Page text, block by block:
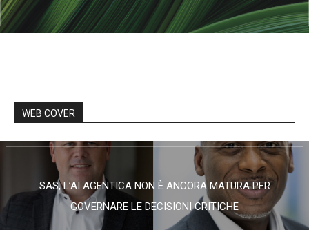
WEB COVER
SAS, L’AI AGENTICA NON È ANCORA MATURA PER
GOVERNARE LE DECISIONI CRITICHE